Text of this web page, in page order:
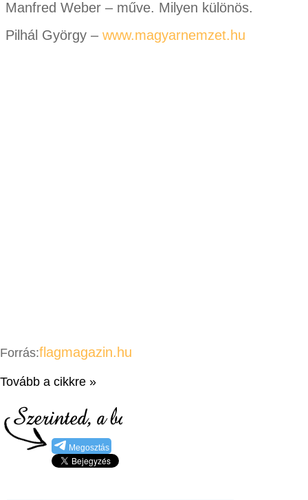
Manfred Weber – műve. Milyen különös.
Pilhál György – www.magyarnemzet.hu
Forrás:flagmagazin.hu
Tovább a cikkre »
Megosztás